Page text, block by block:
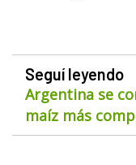
Seguí leyendo
Argentina se
maíz más